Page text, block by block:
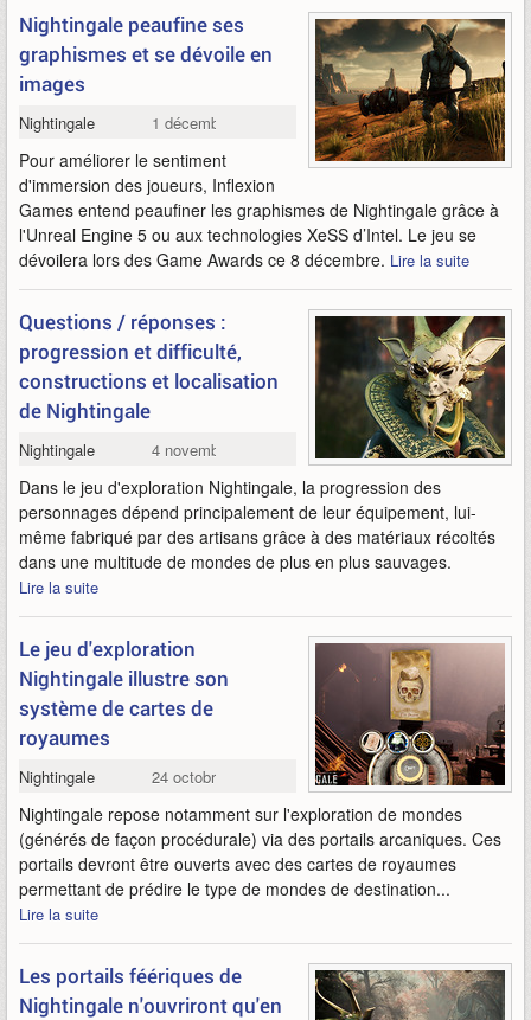
Nightingale peaufine ses
graphismes et se dévoile en
images
Nightingale 1 décembre 2022
Pour améliorer le sentiment
d'immersion des joueurs, Inflexion
Games entend peaufiner les graphismes de Nightingale grâce à
l'Unreal Engine 5 ou aux technologies XeSS d’Intel. Le jeu se
dévoilera lors des Game Awards ce 8 décembre. Lire la suite
Questions / réponses :
progression et difficulté,
constructions et localisation
de Nightingale
Nightingale 4 novembre 2022
Dans le jeu d'exploration Nightingale, la progression des
personnages dépend principalement de leur équipement, lui-
même fabriqué par des artisans grâce à des matériaux récoltés
dans une multitude de mondes de plus en plus sauvages.
Lire la suite
Le jeu d'exploration
Nightingale illustre son
système de cartes de
royaumes
Nightingale 24 octobre 2022
Nightingale repose notamment sur l'exploration de mondes
(générés de façon procédurale) via des portails arcaniques. Ces
portails devront être ouverts avec des cartes de royaumes
permettant de prédire le type de mondes de destination...
Lire la suite
Les portails féériques de
Nightingale n'ouvriront qu'en